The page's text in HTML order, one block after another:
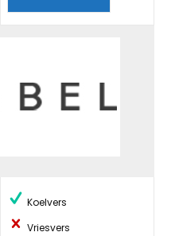
Koelvers
Vriesvers